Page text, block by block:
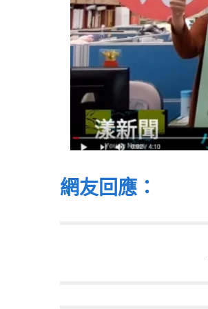
網友回應：